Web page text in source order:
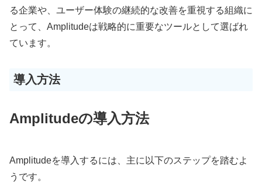
る企業や、ユーザー体験の継続的な改善を重視する組織に
とって、Amplitudeは戦略的に重要なツールとして選ばれ
ています。
導入方法
Amplitudeの導入方法
Amplitudeを導入するには、主に以下のステップを踏むよ
うです。